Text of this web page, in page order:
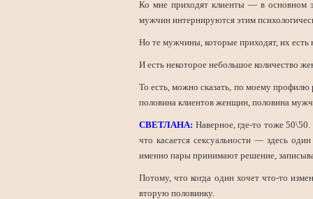
Ко мне приходят клиенты — в основном
мужчин интернируются этим
Но те мужчины, которые приходят, их есть
И есть некоторое небольшое количество
То есть, можно сказать, по моему профилю
половина клиентов женщин, половина
СВЕТЛАНА: Наверное, где-то тоже
что касается сексуальности — здесь
именно пары принимают решение,
Потому, что когда один хочет что-то
вторую половинку.